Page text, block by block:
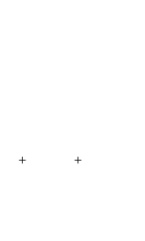
+ +